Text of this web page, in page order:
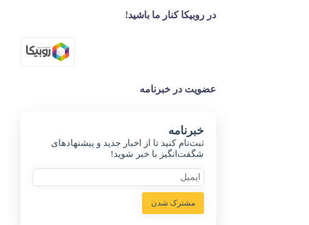
در روبیکا کنار ما باشید!
عضویت در خبرنامه
خبر‌نامه
ثبت‌نام کنید تا از اخبار جدید و پیشنهاد‌های
شگفت‌انگیز با خبر شوید!
مشترک شدن